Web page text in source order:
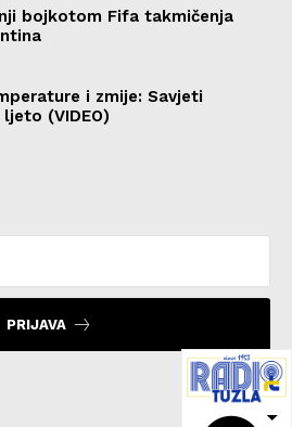
bojkotom Fifa takmičenja
i zmije: Savjeti
(VIDEO)
PRIJAVA